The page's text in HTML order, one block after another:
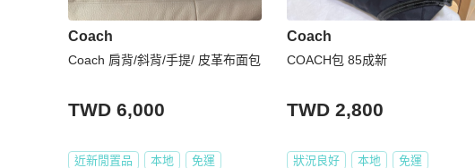
Coach
Coach 肩背/斜背/手提/ 皮革布面包
TWD 6,000
近新閒置品 本地 免運
Coach
COACH包 85成新
TWD 2,800
狀況良好 本地 免運